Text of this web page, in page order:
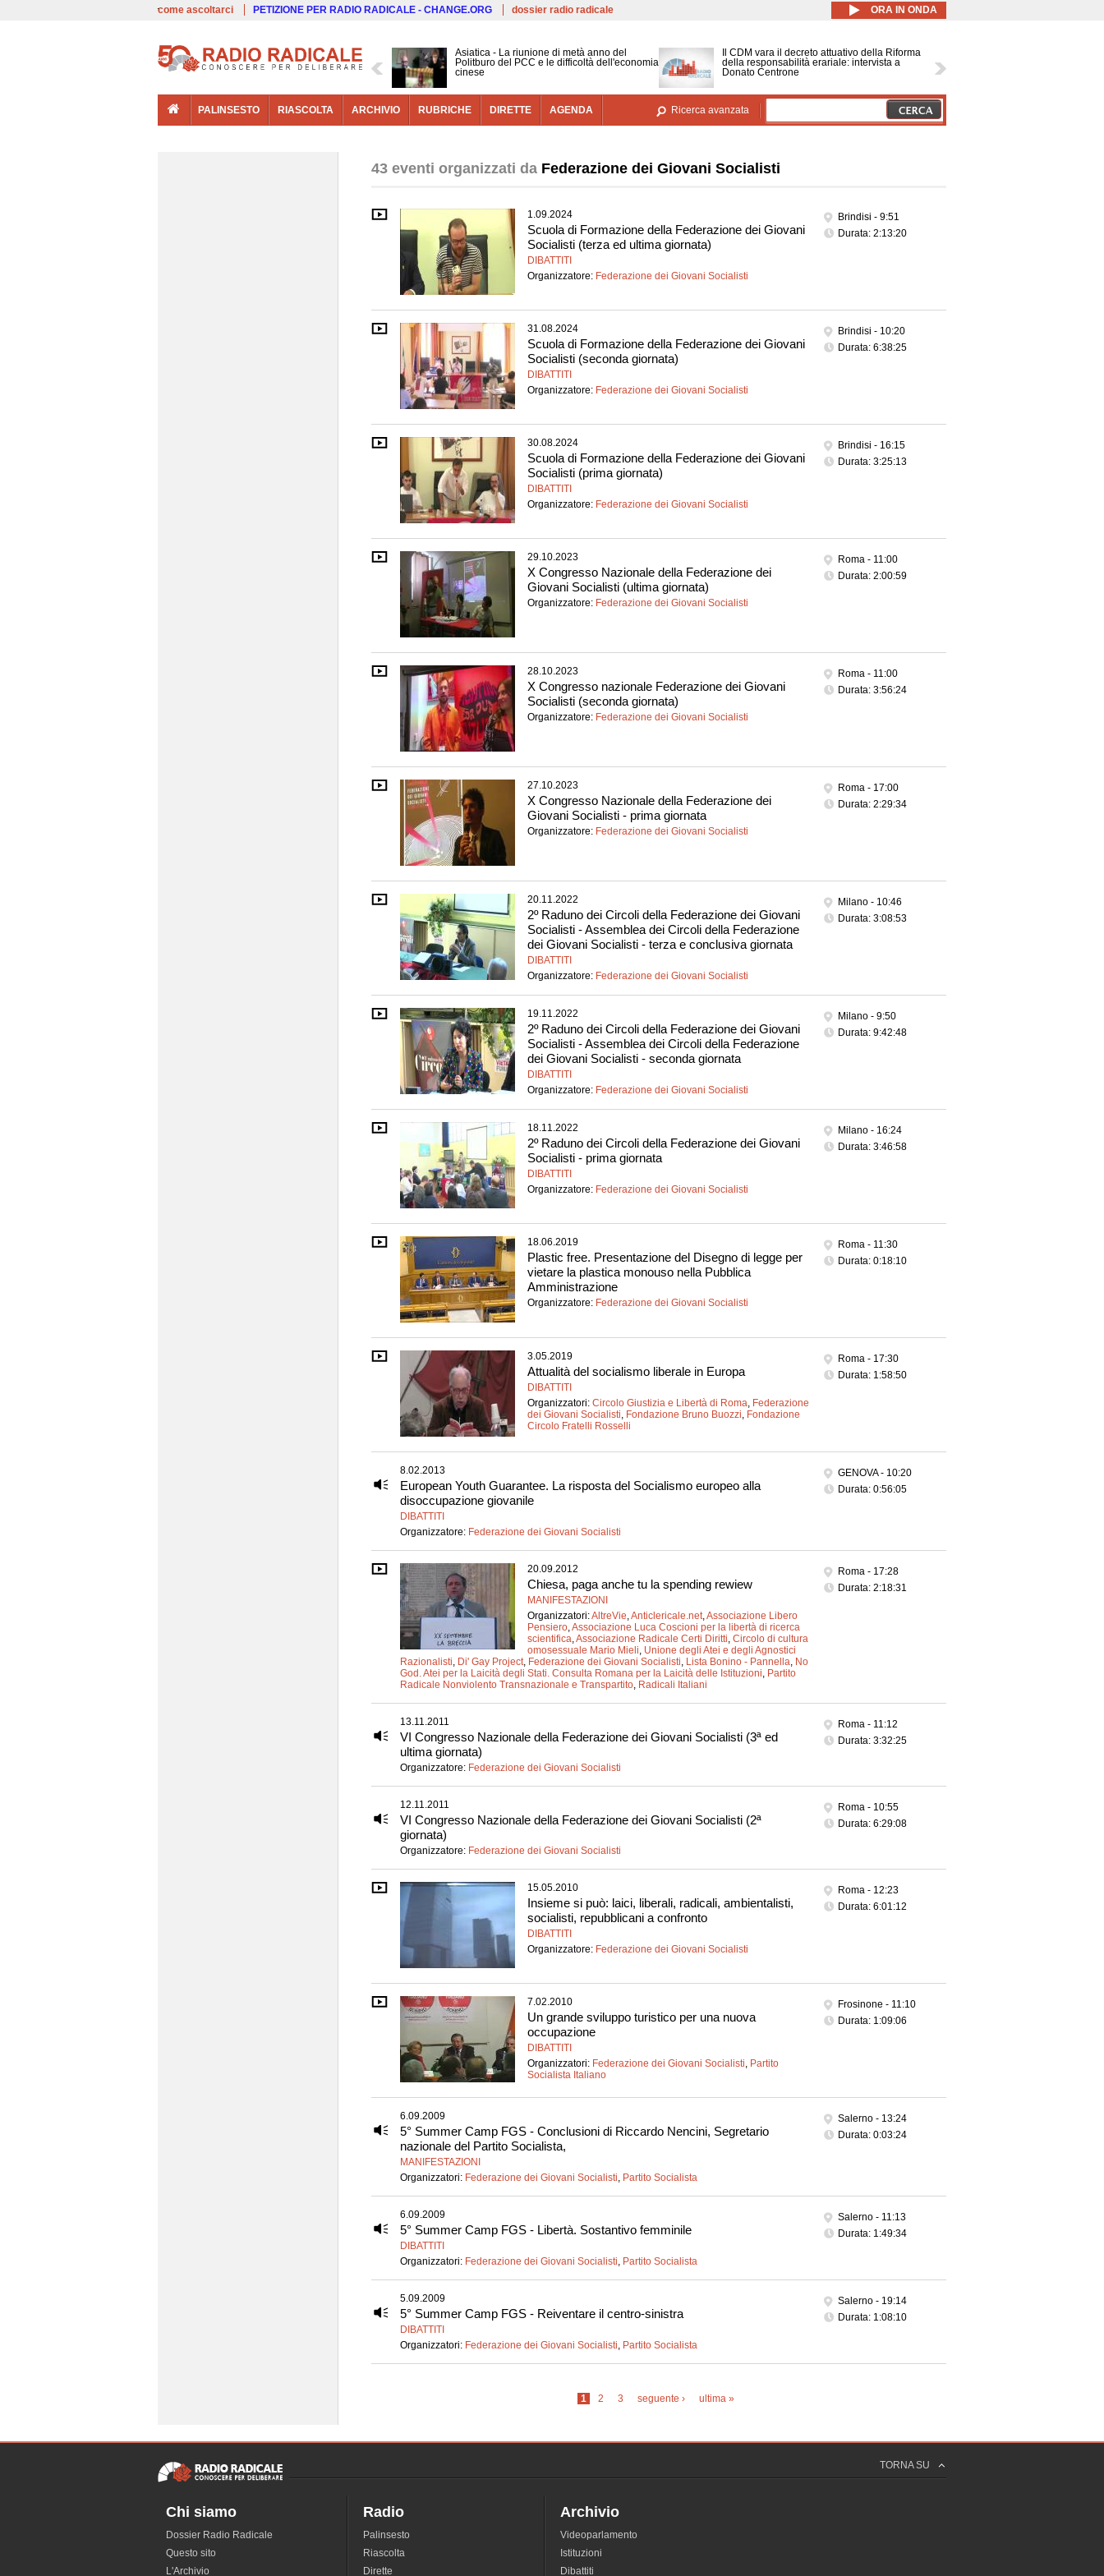
Salta al contenuto principale
come ascoltarci PETIZIONE PER RADIO RADICALE - CHANGE.ORG dossier radio radicale ORA IN ONDA
Asiatica - La riunione di metà anno del
Politburo del PCC e le difficoltà dell'economia
cinese
Il CDM vara il decreto attuativo della Riforma
della responsabilità erariale: intervista a
Donato Centrone
PALINSESTO RIASCOLTA ARCHIVIO RUBRICHE DIRETTE AGENDA Ricerca avanzata
43 eventi organizzati da Federazione dei Giovani Socialisti
1.09.2024
Scuola di Formazione della Federazione dei Giovani
Socialisti (terza ed ultima giornata)
DIBATTITI
Organizzatore: Federazione dei Giovani Socialisti
Brindisi - 9:51
Durata: 2:13:20
31.08.2024
Scuola di Formazione della Federazione dei Giovani
Socialisti (seconda giornata)
DIBATTITI
Organizzatore: Federazione dei Giovani Socialisti
Brindisi - 10:20
Durata: 6:38:25
30.08.2024
Scuola di Formazione della Federazione dei Giovani
Socialisti (prima giornata)
DIBATTITI
Organizzatore: Federazione dei Giovani Socialisti
Brindisi - 16:15
Durata: 3:25:13
29.10.2023
X Congresso Nazionale della Federazione dei
Giovani Socialisti (ultima giornata)
Organizzatore: Federazione dei Giovani Socialisti
Roma - 11:00
Durata: 2:00:59
28.10.2023
X Congresso nazionale Federazione dei Giovani
Socialisti (seconda giornata)
Organizzatore: Federazione dei Giovani Socialisti
Roma - 11:00
Durata: 3:56:24
27.10.2023
X Congresso Nazionale della Federazione dei
Giovani Socialisti - prima giornata
Organizzatore: Federazione dei Giovani Socialisti
Roma - 17:00
Durata: 2:29:34
20.11.2022
2º Raduno dei Circoli della Federazione dei Giovani
Socialisti - Assemblea dei Circoli della Federazione
dei Giovani Socialisti - terza e conclusiva giornata
DIBATTITI
Organizzatore: Federazione dei Giovani Socialisti
Milano - 10:46
Durata: 3:08:53
19.11.2022
2º Raduno dei Circoli della Federazione dei Giovani
Socialisti - Assemblea dei Circoli della Federazione
dei Giovani Socialisti - seconda giornata
DIBATTITI
Organizzatore: Federazione dei Giovani Socialisti
Milano - 9:50
Durata: 9:42:48
18.11.2022
2º Raduno dei Circoli della Federazione dei Giovani
Socialisti - prima giornata
DIBATTITI
Organizzatore: Federazione dei Giovani Socialisti
Milano - 16:24
Durata: 3:46:58
18.06.2019
Plastic free. Presentazione del Disegno di legge per
vietare la plastica monouso nella Pubblica
Amministrazione
Organizzatore: Federazione dei Giovani Socialisti
Roma - 11:30
Durata: 0:18:10
3.05.2019
Attualità del socialismo liberale in Europa
DIBATTITI
Organizzatori: Circolo Giustizia e Libertà di Roma, Federazione
dei Giovani Socialisti, Fondazione Bruno Buozzi, Fondazione
Circolo Fratelli Rosselli
Roma - 17:30
Durata: 1:58:50
8.02.2013
European Youth Guarantee. La risposta del Socialismo europeo alla
disoccupazione giovanile
DIBATTITI
Organizzatore: Federazione dei Giovani Socialisti
GENOVA - 10:20
Durata: 0:56:05
20.09.2012
Chiesa, paga anche tu la spending rewiew
MANIFESTAZIONI
Organizzatori:AltreVie,Anticlericale.net,Associazione Libero
Pensiero,Associazione Luca Coscioni per la libertà di ricerca
scientifica,Associazione Radicale Certi Diritti, Circolo di cultura
omosessuale Mario Mieli, Unione degli Atei e degli Agnostici
Razionalisti, Di' Gay Project, Federazione dei Giovani Socialisti, Lista Bonino - Pannella, No
God. Atei per la Laicità degli Stati. Consulta Romana per la Laicità delle Istituzioni, Partito
Radicale Nonviolento Transnazionale e Transpartito, Radicali Italiani
Roma - 17:28
Durata: 2:18:31
13.11.2011
VI Congresso Nazionale della Federazione dei Giovani Socialisti (3ª ed
ultima giornata)
Organizzatore: Federazione dei Giovani Socialisti
Roma - 11:12
Durata: 3:32:25
12.11.2011
VI Congresso Nazionale della Federazione dei Giovani Socialisti (2ª
giornata)
Organizzatore: Federazione dei Giovani Socialisti
Roma - 10:55
Durata: 6:29:08
15.05.2010
Insieme si può: laici, liberali, radicali, ambientalisti,
socialisti, repubblicani a confronto
DIBATTITI
Organizzatore: Federazione dei Giovani Socialisti
Roma - 12:23
Durata: 6:01:12
7.02.2010
Un grande sviluppo turistico per una nuova
occupazione
DIBATTITI
Organizzatori: Federazione dei Giovani Socialisti, Partito
Socialista Italiano
Frosinone - 11:10
Durata: 1:09:06
6.09.2009
5° Summer Camp FGS - Conclusioni di Riccardo Nencini, Segretario
nazionale del Partito Socialista,
MANIFESTAZIONI
Organizzatori: Federazione dei Giovani Socialisti, Partito Socialista
Salerno - 13:24
Durata: 0:03:24
6.09.2009
5° Summer Camp FGS - Libertà. Sostantivo femminile
DIBATTITI
Organizzatori: Federazione dei Giovani Socialisti, Partito Socialista
Salerno - 11:13
Durata: 1:49:34
5.09.2009
5° Summer Camp FGS - Reiventare il centro-sinistra
DIBATTITI
Organizzatori: Federazione dei Giovani Socialisti, Partito Socialista
Salerno - 19:14
Durata: 1:08:10
1 2 3 seguente › ultima »
TORNA SU
Chi siamo
Dossier Radio Radicale
Questo sito
L'Archivio
Radio
Palinsesto
Riascolta
Dirette
Archivio
Videoparlamento
Istituzioni
Dibattiti